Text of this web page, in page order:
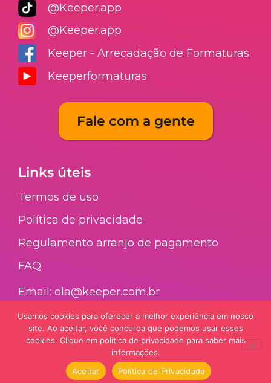
@Keeper.app
@Keeper.app
Keeper - Arrecadação de Formaturas
Keeperformaturas
Fale com a gente
Links úteis
Termos de uso
Política de privacidade
Regulamento arranjo de pagamento​
FAQ​
Email: ola@keeper.com.br
Nossa galera
Usamos cookies para oferecer a melhor experiência em nosso
site. Ao aceitar, você concorda que podemos usar esses
cookies. Clique em política de privacidade para saber mais
informações.
Aceitar
Política de Privacidade